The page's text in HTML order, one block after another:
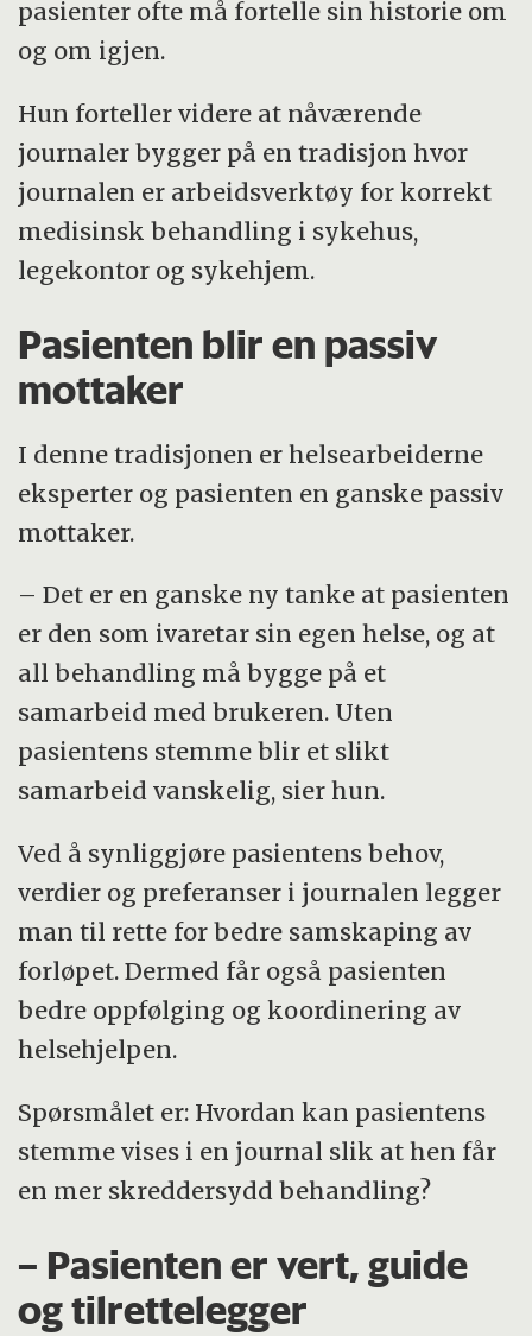
pasienter ofte må fortelle sin historie om
og om igjen.
Hun forteller videre at nåværende
journaler bygger på en tradisjon hvor
journalen er arbeidsverktøy for korrekt
medisinsk behandling i sykehus,
legekontor og sykehjem.
Pasienten blir en passiv
mottaker
I denne tradisjonen er helsearbeiderne
eksperter og pasienten en ganske passiv
mottaker.
– Det er en ganske ny tanke at pasienten
er den som ivaretar sin egen helse, og at
all behandling må bygge på et
samarbeid med brukeren. Uten
pasientens stemme blir et slikt
samarbeid vanskelig, sier hun.
Ved å synliggjøre pasientens behov,
verdier og preferanser i journalen legger
man til rette for bedre samskaping av
forløpet. Dermed får også pasienten
bedre oppfølging og koordinering av
helsehjelpen.
Spørsmålet er: Hvordan kan pasientens
stemme vises i en journal slik at hen får
en mer skreddersydd behandling?
– Pasienten er vert, guide
og tilrettelegger